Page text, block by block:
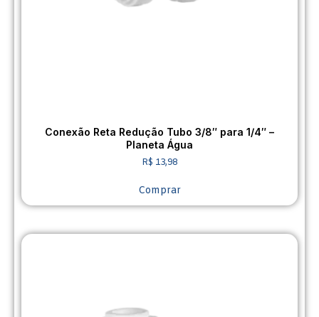
Conexão Reta Redução Tubo 3/8″ para 1/4″ –
Planeta Água
R$ 13,98
Comprar